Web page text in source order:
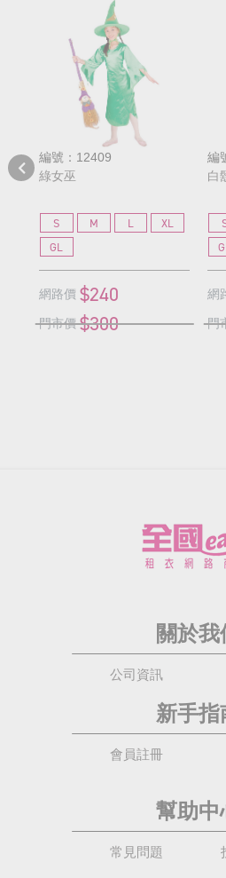
編號：12409
綠女巫
S M L
XL
GL
網路價 $240
門市價 $300
編
白
網
門
關於我
公司資訊
新手指
會員註冊
幫助中
常見問題